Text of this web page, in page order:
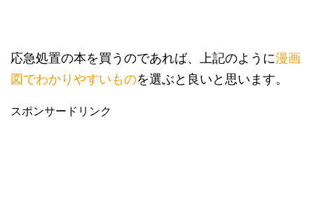
応急処置の本を買うのであれば、上記のように漫画
図でわかりやすいものを選ぶと良いと思います。
スポンサードリンク